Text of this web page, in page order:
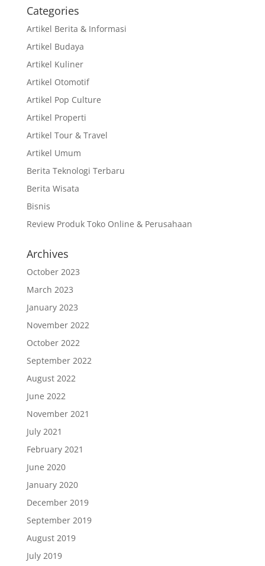
Categories
Artikel Berita & Informasi
Artikel Budaya
Artikel Kuliner
Artikel Otomotif
Artikel Pop Culture
Artikel Properti
Artikel Tour & Travel
Artikel Umum
Berita Teknologi Terbaru
Berita Wisata
Bisnis
Review Produk Toko Online & Perusahaan
Archives
October 2023
March 2023
January 2023
November 2022
October 2022
September 2022
August 2022
June 2022
November 2021
July 2021
February 2021
June 2020
January 2020
December 2019
September 2019
August 2019
July 2019